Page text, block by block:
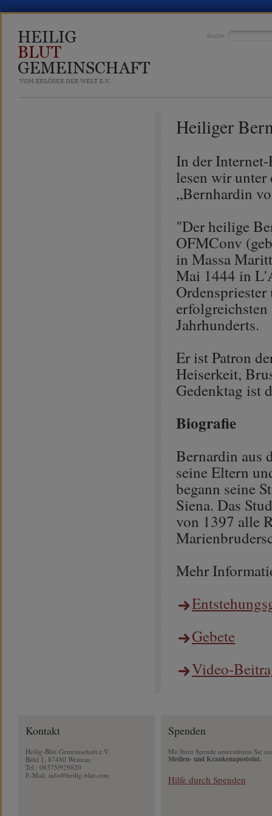
Suche:
Heiliger
In der
lesen wir
„Bernhardin
"Der heilige
OFMConv
in Massa
Mai 1444 in
Jahrhunderts.
Er ist Patron
Heiserkeit,
Gedenktag ist
Biografie
Bernardin aus
seine Eltern
begann seine
Siena. Das
von 1397 alle
Mehr
Gebete
Video-
Kontakt
Heilig-Blut-Gemeinschaft e.V.
Bühl 1, 87480 Weitnau
Tel.: 08375/929820
E-Mail: info@heilig-blut.com
Spenden
Mit Ihrer Spende unterstützen Sie
Medien- und Krankenapostolat.
Hilfe durch Spenden